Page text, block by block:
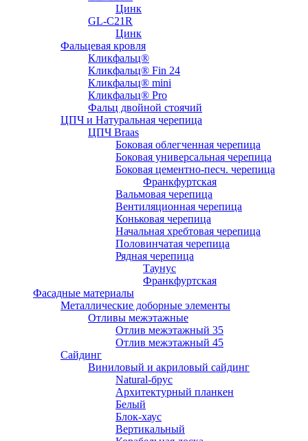
Цинк
GL-С21R
Цинк
Фальцевая кровля
Кликфальц®
Кликфальц® Fin 24
Кликфальц® mini
Кликфальц® Pro
Фальц двойной стоячий
ЦПЧ и Натуральная черепица
ЦПЧ Braas
Боковая облегченная черепица
Боковая универсальная черепица
Боковая цементно-песч. черепица
Франкфуртская
Вальмовая черепица
Вентиляционная черепица
Коньковая черепица
Начальная хребтовая черепица
Половинчатая черепица
Рядная черепица
Таунус
Франкфуртская
Фасадные материалы
Металлические доборные элементы
Отливы межэтажные
Отлив межэтажный 35
Отлив межэтажный 45
Сайдинг
Виниловый и акриловый сайдинг
Natural-брус
Архитектурный планкен
Белый
Блок-хаус
Вертикальный